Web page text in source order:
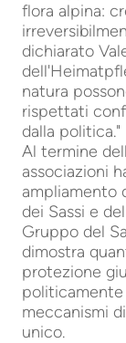
flora alpina:
dichiarato
natura
rispettati
dalla politica."
Al termine
associazioni
ampliamento
dei Sassi e
Gruppo del
dimostra
protezione
politicamente
meccanismi
unico.